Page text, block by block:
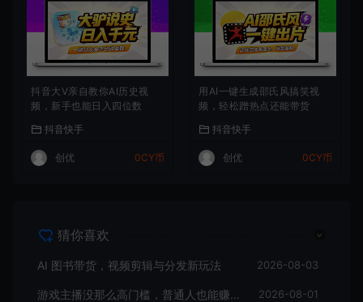
抖音大V亲自教你AI历史视
频，新手也能日入四位数
抖音快手
创优 0CY币
用AI一键生成邵氏风搞笑视
频，轻松蹭热点还能带货
抖音快手
创优 0CY币
猜你喜欢
AI 图书带货，视频剪辑与分发新玩法 2026-08-03
游戏主播没那么高门槛，普通人也能赚到零花钱 2026-08-01